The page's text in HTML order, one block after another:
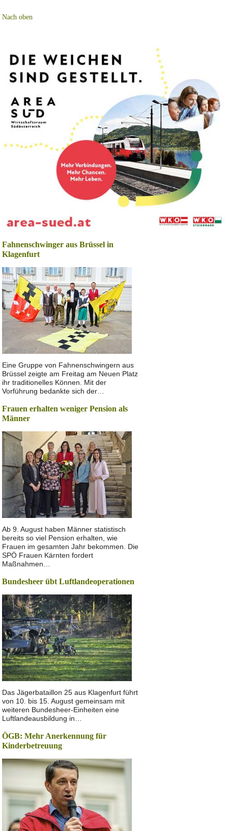
Nach oben
Fahnenschwinger aus Brüssel in
Klagenfurt
Eine Gruppe von Fahnenschwingern aus
Brüssel zeigte am Freitag am Neuen Platz
ihr traditionelles Können. Mit der
Vorführung bedankte sich der…
Frauen erhalten weniger Pension als
Männer
Ab 9. August haben Männer statistisch
bereits so viel Pension erhalten, wie
Frauen im gesamten Jahr bekommen. Die
SPÖ Frauen Kärnten fordert
Maßnahmen…
Bundesheer übt Luftlandeoperationen
Das Jägerbataillon 25 aus Klagenfurt führt
von 10. bis 15. August gemeinsam mit
weiteren Bundesheer-Einheiten eine
Luftlandeausbildung in…
ÖGB: Mehr Anerkennung für
Kinderbetreuung